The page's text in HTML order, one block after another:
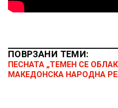
ПОВРЗАНИ ТЕМИ:
ПЕСНАТА „ТЕМЕН СЕ
МАКЕДОНСКА НАРОДНА